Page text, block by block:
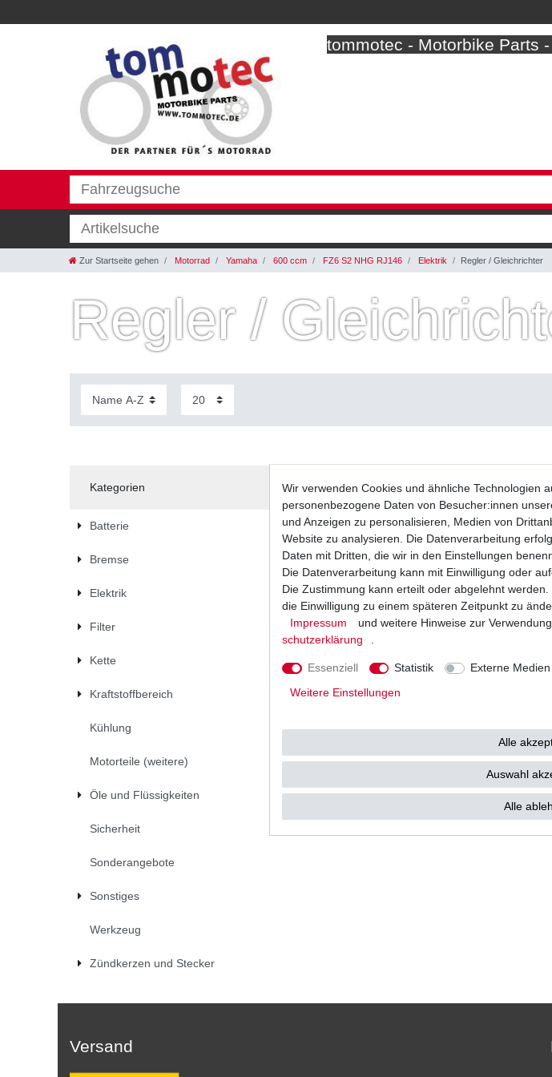
tommotec - Motorbike Parts
Zur Startseite gehen Motorrad Yamaha 600 ccm FZ6 S2 NHG RJ146 Elektrik Regler / Gleichrichter
Regler /
Kategorien
Batterie
Bremse
Elektrik
Filter
Kette
Kraftstoffbereich
Kühlung
Motorteile (weitere)
Öle und Flüssigkeiten
Sicherheit
Sonderangebote
Sonstiges
Werkzeug
Zündkerzen und Stecker
Versand
Wir verwenden Cookies und ähnliche Technologien
personenbezogene Daten von Besucher:innen
und Anzeigen zu personalisieren, Medien von
Website zu analysieren. Die Datenverarbeitung
Daten mit Dritten, die wir in den Einstellungen
Die Datenverarbeitung kann mit Einwilligung oder
Die Zustimmung kann erteilt oder abgelehnt
die Einwilligung zu einem späteren Zeitpunkt zu
Impressum
und weitere Hinweise zur
schutz­erklärung
Essenziell Statistik Externe Medien
Weitere Einstellungen
Alle
Auswahl
Alle